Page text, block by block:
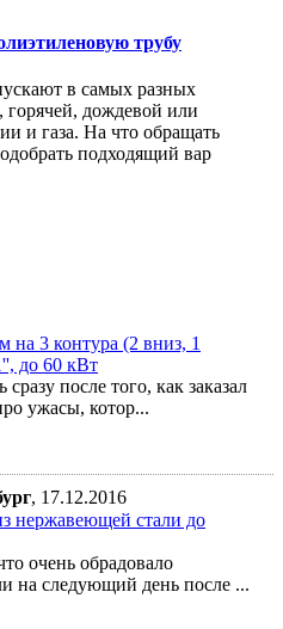
трубу
в самых разных
дождевой или
и газа. На что обращать
подходящий вар
на 3 контура (2 вниз, 1
до 60 кВт
после того, как заказал
ужасы, котор...
, 17.12.2016
нержавеющей стали до
очень обрадовало
на следующий день после ...